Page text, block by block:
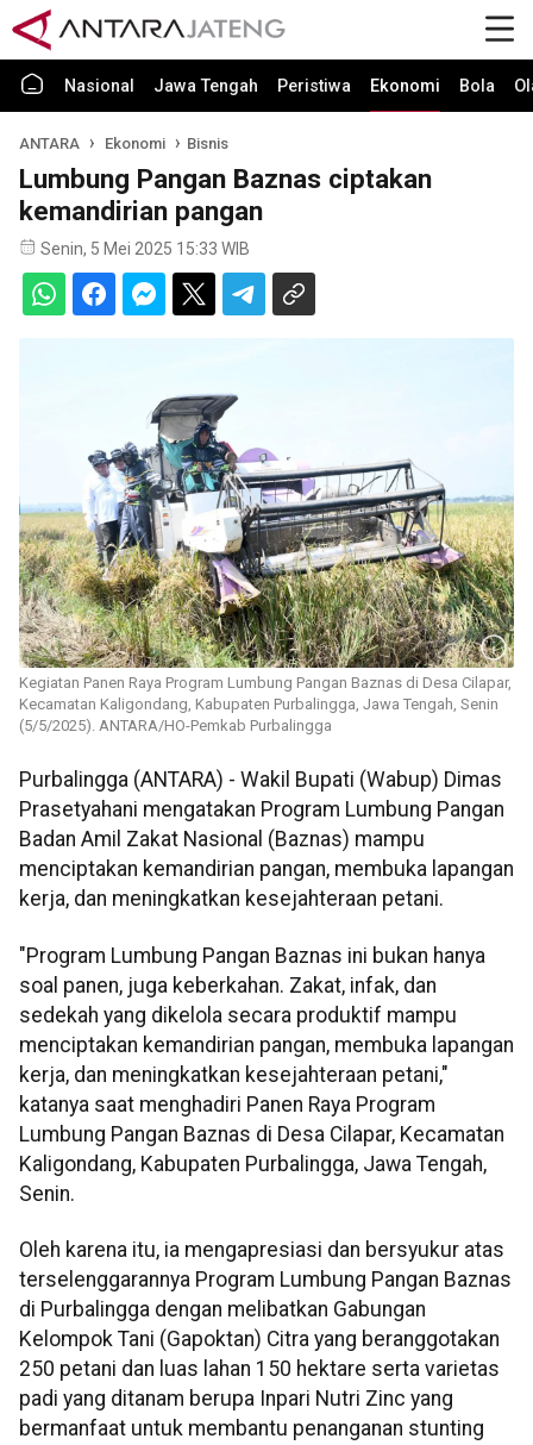
Nasional Jawa Tengah Peristiwa Ekonomi Bola
ANTARA Ekonomi Bisnis
Lumbung Pangan Baznas ciptakan
kemandirian pangan
Senin, 5 Mei 2025 15:33 WIB
Kegiatan Panen Raya Program Lumbung Pangan Baznas di Desa Cilapar,
Kecamatan Kaligondang, Kabupaten Purbalingga, Jawa Tengah, Senin
(5/5/2025). ANTARA/HO-Pemkab Purbalingga
Purbalingga (ANTARA) - Wakil Bupati (Wabup) Dimas
Prasetyahani mengatakan Program Lumbung Pangan
Badan Amil Zakat Nasional (Baznas) mampu
menciptakan kemandirian pangan, membuka lapangan
kerja, dan meningkatkan kesejahteraan petani.
"Program Lumbung Pangan Baznas ini bukan hanya
soal panen, juga keberkahan. Zakat, infak, dan
sedekah yang dikelola secara produktif mampu
menciptakan kemandirian pangan, membuka lapangan
kerja, dan meningkatkan kesejahteraan petani,"
katanya saat menghadiri Panen Raya Program
Lumbung Pangan Baznas di Desa Cilapar, Kecamatan
Kaligondang, Kabupaten Purbalingga, Jawa Tengah,
Senin.
Oleh karena itu, ia mengapresiasi dan bersyukur atas
terselenggarannya Program Lumbung Pangan Baznas
di Purbalingga dengan melibatkan Gabungan
Kelompok Tani (Gapoktan) Citra yang beranggotakan
250 petani dan luas lahan 150 hektare serta varietas
padi yang ditanam berupa Inpari Nutri Zinc yang
bermanfaat untuk membantu penanganan stunting